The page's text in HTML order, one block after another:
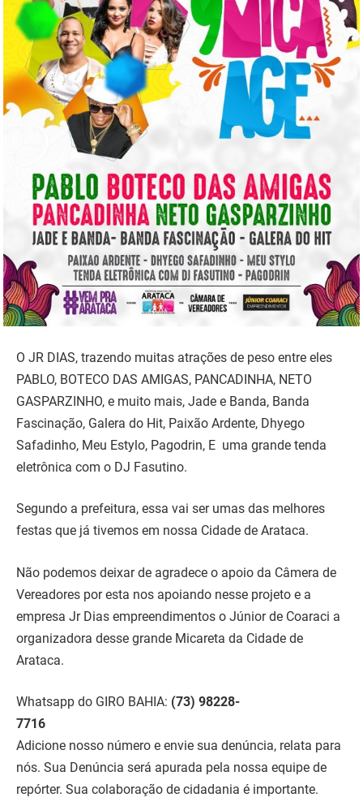
O JR DIAS, trazendo muitas atrações de peso entre eles
PABLO, BOTECO DAS AMIGAS, PANCADINHA, NETO
GASPARZINHO, e muito mais, Jade e Banda, Banda
Fascinação, Galera do Hit, Paixão Ardente, Dhyego
Safadinho, Meu Estylo, Pagodrin, E uma grande tenda
eletrônica com o DJ Fasutino.
Segundo a prefeitura, essa vai ser umas das melhores
festas que já tivemos em nossa Cidade de Arataca.
Não podemos deixar de agradece o apoio da Câmera de
Vereadores por esta nos apoiando nesse projeto e a
empresa Jr Dias empreendimentos o Júnior de Coaraci a
organizadora desse grande Micareta da Cidade de
Arataca.
Whatsapp do GIRO BAHIA: (73) 98228-
7716
Adicione nosso número e envie sua denúncia, relata para
nós. Sua Denúncia será apurada pela nossa equipe de
repórter. Sua colaboração de cidadania é importante.